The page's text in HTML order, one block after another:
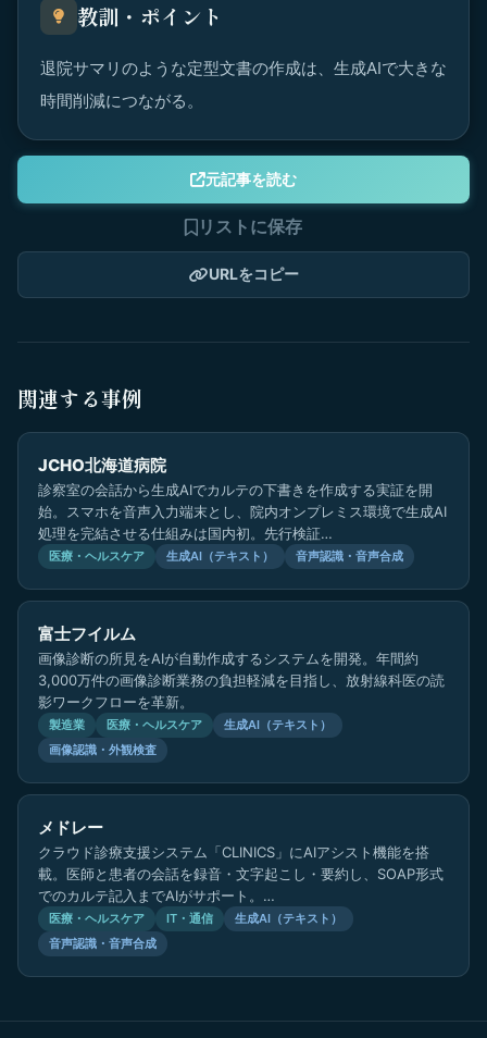
教訓・ポイント
退院サマリのような定型文書の作成は、生成AIで大きな
時間削減につながる。
元記事を読む
リストに保存
URLをコピー
関連する事例
JCHO北海道病院
診察室の会話から生成AIでカルテの下書きを作成する実証を開
始。スマホを音声入力端末とし、院内オンプレミス環境で生成AI
処理を完結させる仕組みは国内初。先行検証…
医療・ヘルスケア 生成AI（テキスト） 音声認識・音声合成
富士フイルム
画像診断の所見をAIが自動作成するシステムを開発。年間約
3,000万件の画像診断業務の負担軽減を目指し、放射線科医の読
影ワークフローを革新。
製造業 医療・ヘルスケア
生成AI（テキスト）
画像認識・外観検査
メドレー
クラウド診療支援システム「CLINICS」にAIアシスト機能を搭
載。医師と患者の会話を録音・文字起こし・要約し、SOAP形式
でのカルテ記入までAIがサポート。…
医療・ヘルスケア IT・通信
生成AI（テキスト）
音声認識・音声合成